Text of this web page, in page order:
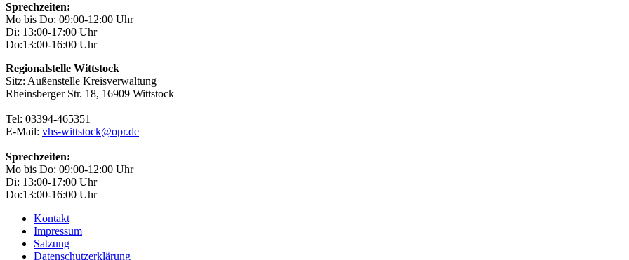
Sprechzeiten:
Mo bis Do: 09:00-12:00 Uhr
Di: 13:00-17:00 Uhr
Do:13:00-16:00 Uhr
Regionalstelle Wittstock
Sitz: Außenstelle Kreisverwaltung
Rheinsberger Str. 18, 16909 Wittstock
Tel: 03394-465351
E-Mail: vhs-wittstock@opr.de
Sprechzeiten:
Mo bis Do: 09:00-12:00 Uhr
Di: 13:00-17:00 Uhr
Do:13:00-16:00 Uhr
Kontakt
Impressum
Satzung
Datenschutzerklärung